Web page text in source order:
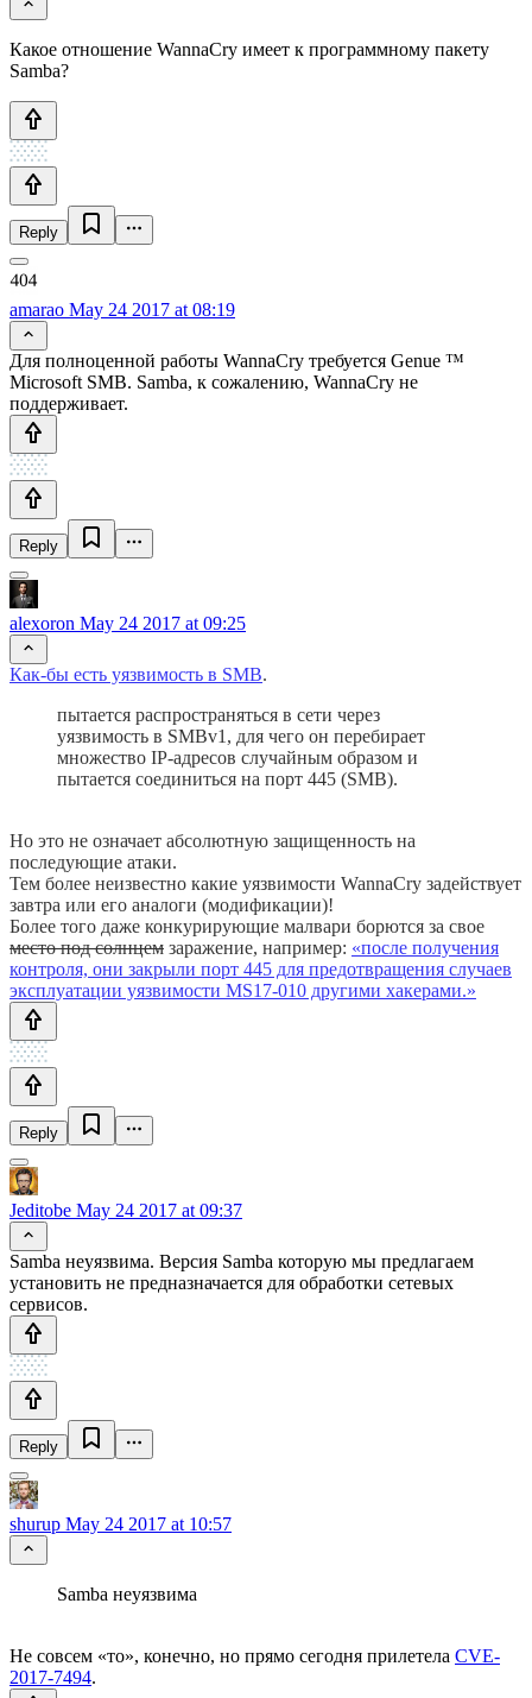
Какое отношение WannaCry имеет к программному пакету
Samba?
Reply
amarao May 24 2017 at 08:19
Для полноценной работы WannaCry требуется Genue ™
Microsoft SMB. Samba, к сожалению, WannaCry не
поддерживает.
Reply
alexoron May 24 2017 at 09:25
Как-бы есть уязвимость в SMB.
пытается распространяться в сети через
уязвимость в SMBv1, для чего он перебирает
множество IP-адресов случайным образом и
пытается соединиться на порт 445 (SMB).
Но это не означает абсолютную защищенность на
последующие атаки.
Тем более неизвестно какие уязвимости WannaCry задействует
завтра или его аналоги (модификации)!
Более того даже конкурирующие малвари борются за свое
место под солнцем заражение, например: «после получения
контроля, они закрыли порт 445 для предотвращения случаев
эксплуатации уязвимости MS17-010 другими хакерами.»
Reply
Jeditobe May 24 2017 at 09:37
Samba неуязвима. Версия Samba которую мы предлагаем
установить не предназначается для обработки сетевых
сервисов.
Reply
shurup May 24 2017 at 10:57
Samba неуязвима
Не совсем «то», конечно, но прямо сегодня прилетела CVE-
2017-7494.